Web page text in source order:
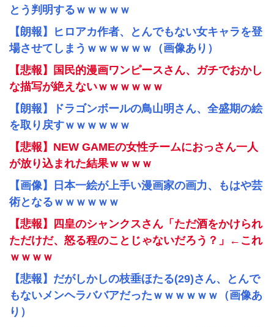
とう判明するｗｗｗｗｗ
【朗報】ヒロアカ作者、とんでもない女キャラを登
場させてしまうｗｗｗｗｗｗ（画像あり）
【悲報】国民的漫画ワンピースさん、ガチでおかし
な描写が絶えないｗｗｗｗｗｗ
【朗報】ドラゴンボールの鳥山明さん、全盛期の絵
を取り戻すｗｗｗｗｗｗ
【悲報】NEW GAMEの女性チームにおっさん一人
が放り込まれた結果ｗｗｗｗ
【画像】日本一絵が上手い漫画家の画力、もはや芸
術となるｗｗｗｗｗｗ
【悲報】四皇のシャンクスさん「ただ酒をかけられ
ただけだ、怒る程のことじゃないだろう？」←これ
ｗｗｗｗ
【悲報】だがしかしの枝垂ほたる(29)さん、とんで
もないメンヘラババアだったｗｗｗｗｗｗ（画像あ
り）